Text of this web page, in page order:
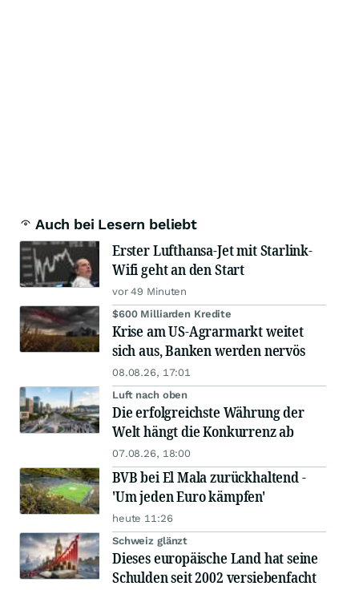
Auch bei Lesern beliebt
Erster Lufthansa-Jet mit Starlink-
Wifi geht an den Start
vor 49 Minuten
$600 Milliarden Kredite
Krise am US-Agrarmarkt weitet
sich aus, Banken werden nervös
08.08.26, 17:01
Luft nach oben
Die erfolgreichste Währung der
Welt hängt die Konkurrenz ab
07.08.26, 18:00
BVB bei El Mala zurückhaltend -
'Um jeden Euro kämpfen'
heute 11:26
Schweiz glänzt
Dieses europäische Land hat seine
Schulden seit 2002 versiebenfacht